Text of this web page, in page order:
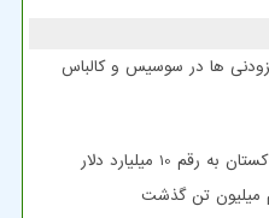
ها در سوسیس و کالباس
10 میلیارد دلار